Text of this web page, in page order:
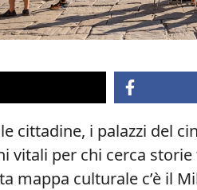
cittadine, i palazzi del
vitali per chi cerca
mappa culturale c’è il